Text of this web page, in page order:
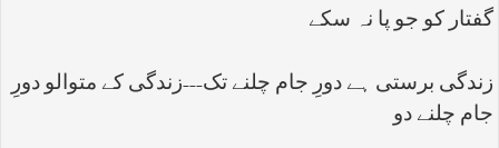
گفتار کو جو پا نہ سکے
زندگی برستی ہے دورِ جام چلنے تک---زندگی کے متوالو دورِ
جام چلنے دو